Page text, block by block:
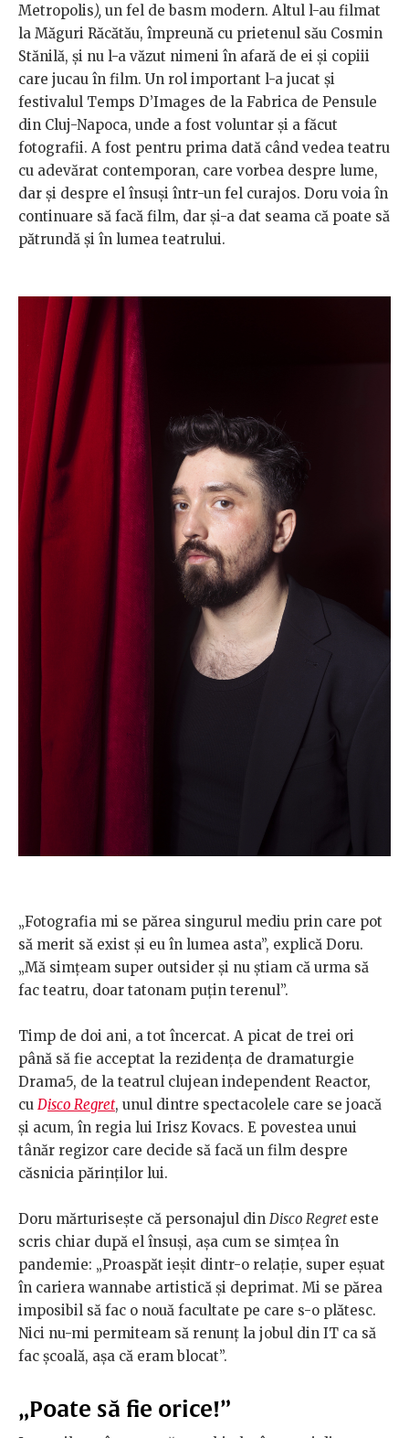
Metropolis), un fel de basm modern. Altul l-au filmat
la Măguri Răcătău, împreună cu prietenul său Cosmin
Stănilă, și nu l-a văzut nimeni în afară de ei și copiii
care jucau în film. Un rol important l-a jucat și
festivalul Temps D’Images de la Fabrica de Pensule
din Cluj-Napoca, unde a fost voluntar și a făcut
fotografii. A fost pentru prima dată când vedea teatru
cu adevărat contemporan, care vorbea despre lume,
dar și despre el însuși într-un fel curajos. Doru voia în
continuare să facă film, dar și-a dat seama că poate să
pătrundă și în lumea teatrului.
„Fotografia mi se părea singurul mediu prin care pot
să merit să exist și eu în lumea asta”, explică Doru.
„Mă simțeam super outsider și nu știam că urma să
fac teatru, doar tatonam puțin terenul”.
Timp de doi ani, a tot încercat. A picat de trei ori
până să fie acceptat la rezidența de dramaturgie
Drama5, de la teatrul clujean independent Reactor,
cu Disco Regret, unul dintre spectacolele care se joacă
și acum, în regia lui Irisz Kovacs. E povestea unui
tânăr regizor care decide să facă un film despre
căsnicia părinților lui.
Doru mărturisește că personajul din Disco Regreteste
scris chiar după el însuși, așa cum se simțea în
pandemie: „Proaspăt ieșit dintr-o relație, super eșuat
în cariera wannabe artistică și deprimat. Mi se părea
imposibil să fac o nouă facultate pe care s-o plătesc.
Nici nu-mi permiteam să renunț la jobul din IT ca să
fac școală, așa că eram blocat”.
„Poate să fie orice!”